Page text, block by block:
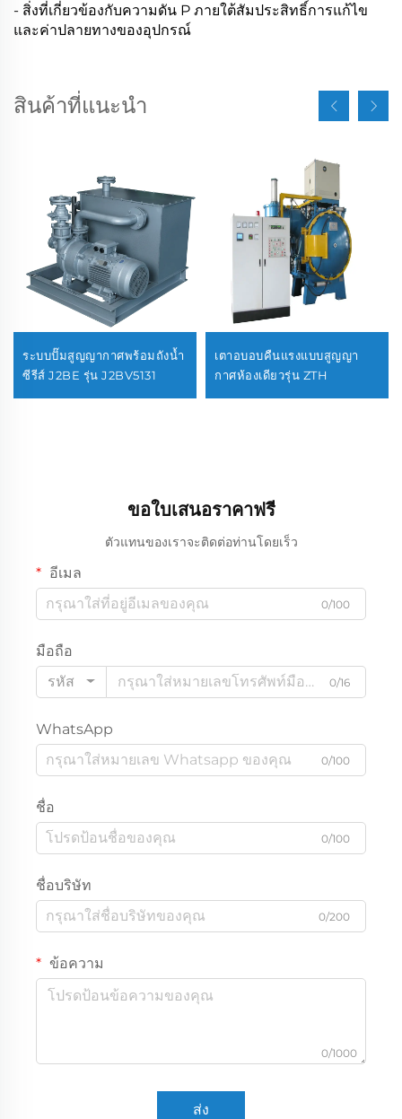
- สิ่งที่เกี่ยวข้องกับความดัน P ภายใต้สัมประสิทธิ์การแก้ไข
และค่าปลายทางของอุปกรณ์
สินค้าที่แนะนำ
ระบบปั๊มสูญญากาศพร้อมถังน้ำ
ซีรีส์ J2BE รุ่น J2BV5131
เตาอบอบคืนแรงแบบสูญญา
กาศห้องเดียวรุ่น ZTH
ขอใบเสนอราคาฟรี
ตัวแทนของเราจะติดต่อท่านโดยเร็ว
อีเมล
0/100
มือถือ
รหัส
0/16
WhatsApp
0/100
ชื่อ
0/100
ชื่อบริษัท
0/200
ข้อความ
0/1000
ส่ง